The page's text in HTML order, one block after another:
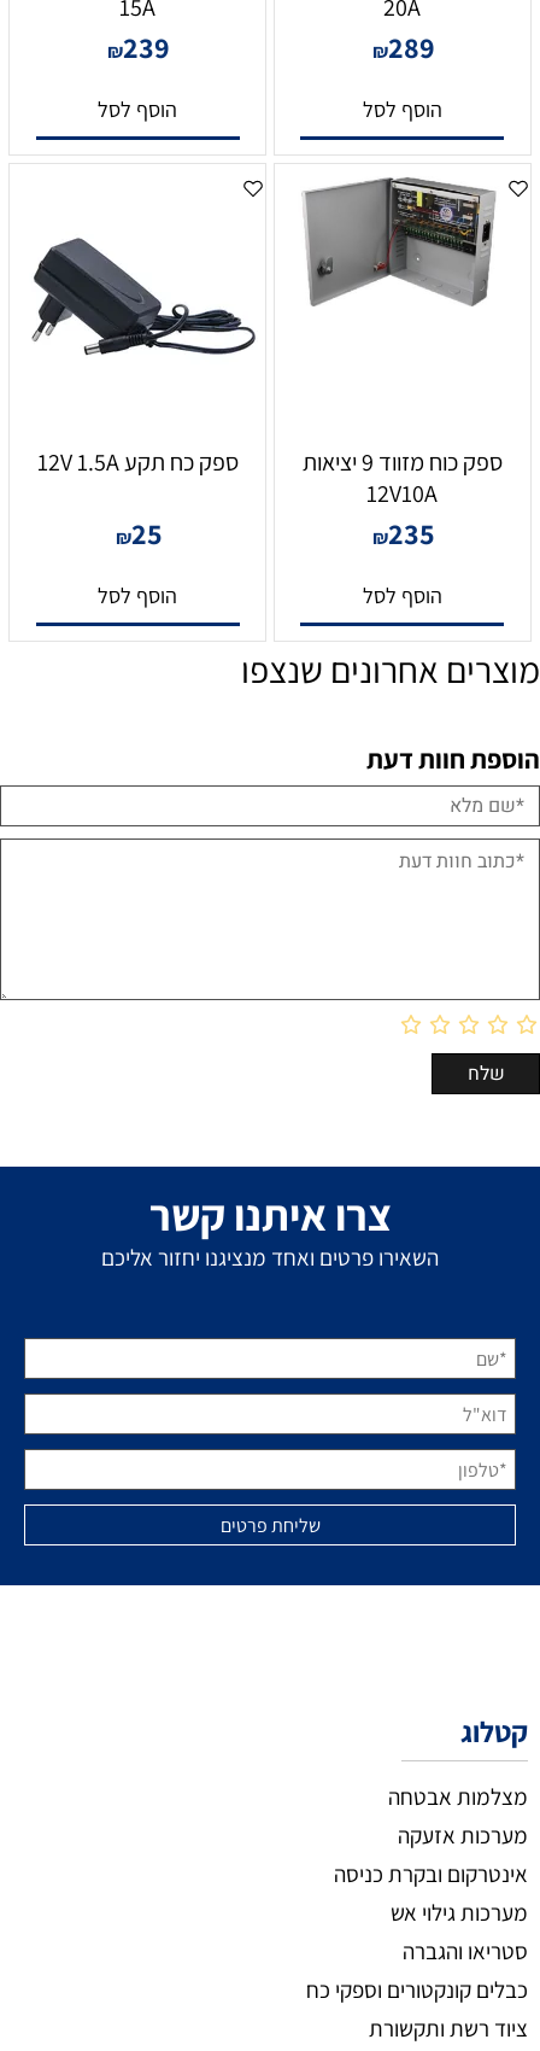
20A
₪289
הוסף לסל
15A
₪239
הוסף לסל
ספק כוח מזווד 9 יציאות
12V10A
₪235
הוסף לסל
ספק כח תקע 12V 1.5A
₪25
הוסף לסל
מוצרים אחרונים שנצפו
הוספת חוות דעת
צרו איתנו קשר
השאירו פרטים ואחד מנציגנו יחזור אליכם
קטלוג
מצלמות אבטחה
מערכות אזעקה
אינטרקום ובקרת כניסה
מערכות גילוי אש
סטריאו והגברה
כבלים קונקטורים וספקי כח
ציוד רשת ותקשורת